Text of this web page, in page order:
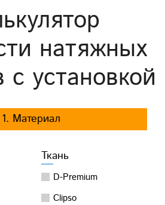
натяжных
с установкой
1. Материал
Ткань
D-Premium
Clipso